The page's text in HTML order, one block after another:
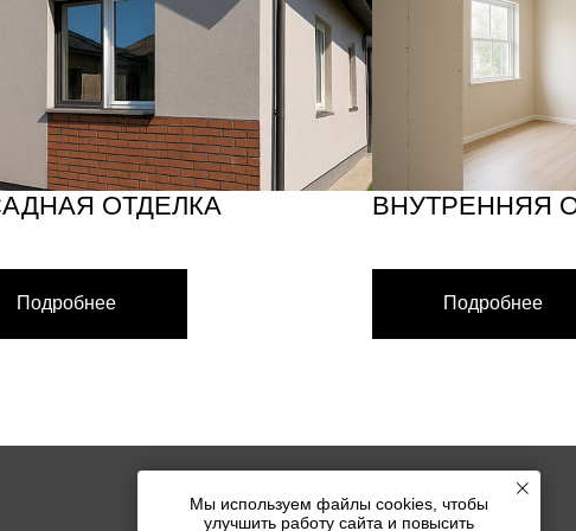
ВНУТРЕННЯЯ ОТДЕЛКА
Мы используем файлы cookies, чтобы
улучшить работу сайта и повысить